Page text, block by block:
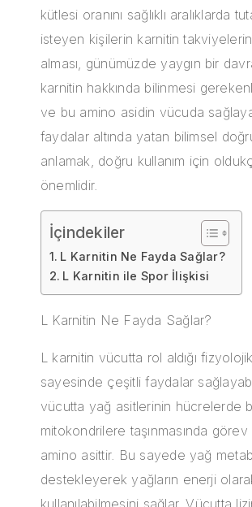
kütlesi oranını sağlıklı aralıklarda
isteyen kişilerin karnitin
alması, günümüzde yaygın bir
karnitin hakkında bilinmesi
ve bu amino asidin vücuda
faydalar altında yatan bilimsel
anlamak, doğru kullanım için
önemlidir.
İçindekiler
L Karnitin Ne Fayda Sağlar?
L Karnitin ile Spor İlişkisi
L Karnitin Ne Fayda Sağlar?
L karnitin vücutta rol aldığı
sayesinde çeşitli faydalar
vücutta yağ asitlerinin hücrelerde
mitokondrilere taşınmasında
amino asittir. Bu sayede yağ
destekleyerek yağların enerji
kullanılabilmesini sağlar. Vücutta